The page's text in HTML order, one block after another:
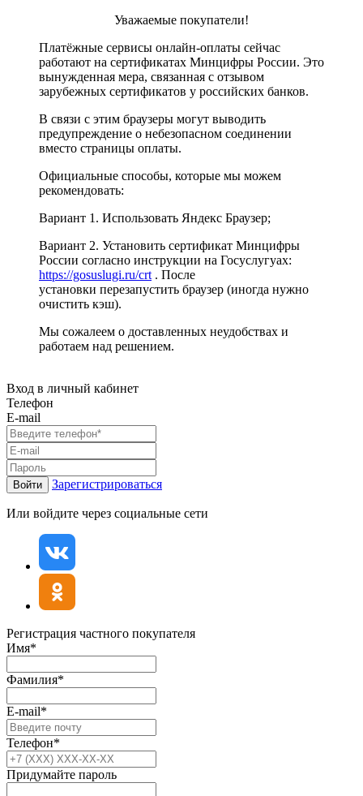
Уважаемые покупатели!
Платёжные сервисы онлайн-оплаты сейчас
работают на сертификатах Минцифры России. Это
вынужденная мера, связанная с отзывом
зарубежных сертификатов у российских банков.
В связи с этим браузеры могут выводить
предупреждение о небезопасном соединении
вместо страницы оплаты.
Официальные способы, которые мы можем
рекомендовать:
Вариант 1. Использовать Яндекс Браузер;
Вариант 2. Установить сертификат Минцифры
России согласно инструкции на Госуслугуах:
https://gosuslugi.ru/crt . После
установки перезапустить браузер (иногда нужно
очистить кэш).
Мы сожалеем о доставленных неудобствах и
работаем над решением.
Вход в личный кабинет
Телефон
E-mail
Войти Зарегистрироваться
Или войдите через социальные сети
Регистрация частного покупателя
Имя*
Фамилия*
E-mail*
Телефон*
Придумайте пароль